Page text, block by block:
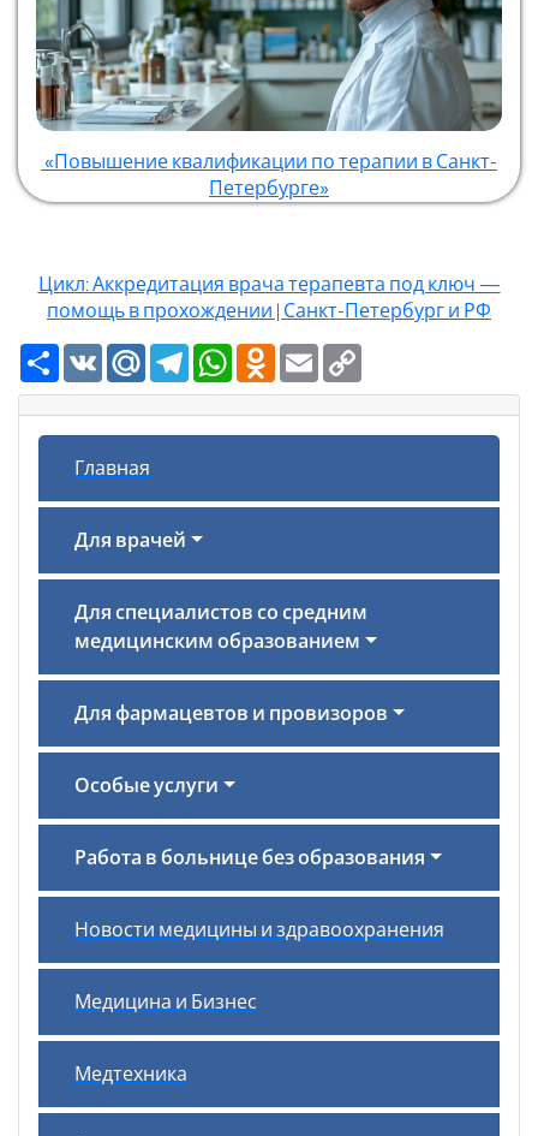
«Повышение квалификации по терапии в Санкт-
Петербурге»
Цикл: Аккредитация врача терапевта под ключ —
помощь в прохождении | Санкт-Петербург и РФ
Ресурс
VK Mail.RuTelegramWhatsAppOdnoklassniki
Email
Главная
Для врачей
Для специалистов со средним
медицинским образованием
Для фармацевтов и провизоров
Особые услуги
Работа в больнице без образования
Новости медицины и здравоохранения
Медицина и Бизнес
Медтехника